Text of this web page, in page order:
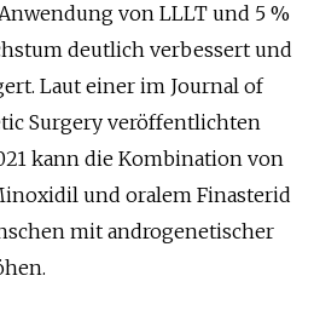
von LLLT und 5 %
deutlich verbessert und
Laut einer im Journal of
Surgery veröffentlichten
kann die Kombination von
und oralem Finasterid
mit androgenetischer